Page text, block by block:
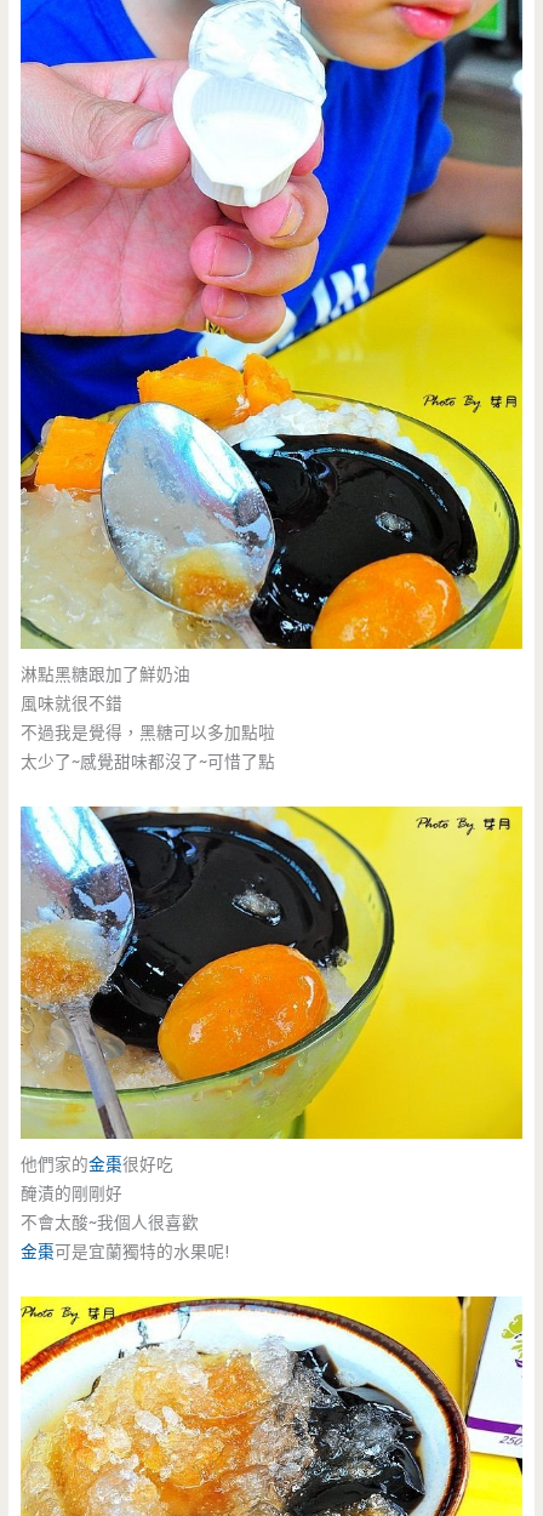
淋點黑糖跟加了鮮奶油
風味就很不錯
不過我是覺得，黑糖可以多加點啦
太少了~感覺甜味都沒了~可惜了點
他們家的金棗很好吃
醃漬的剛剛好
不會太酸~我個人很喜歡
金棗可是宜蘭獨特的水果呢!